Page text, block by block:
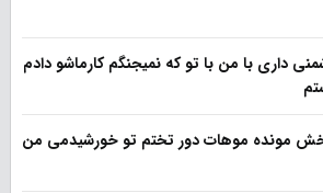
داری با من با تو که نمیجنگم کارماشو دادم
مونده موهات دور تختم تو خورشیدمی من